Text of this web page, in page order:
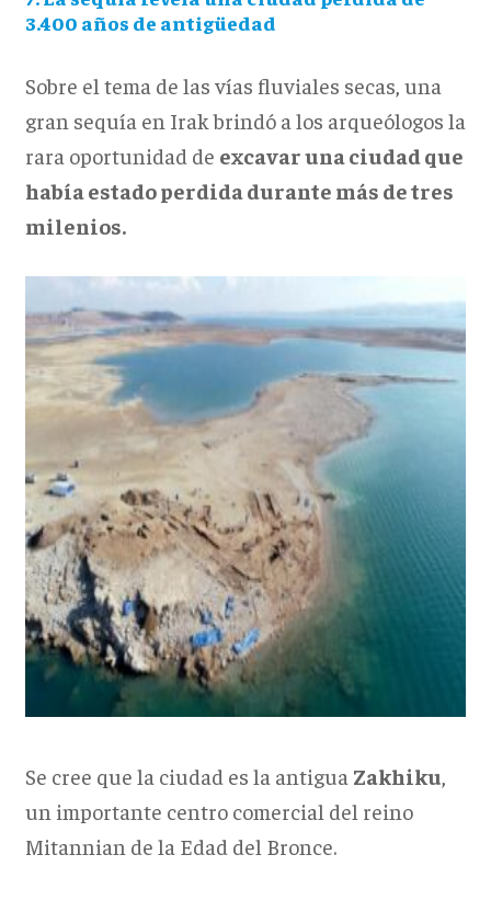
3.400 años de antigüedad
Sobre el tema de las vías fluviales secas, una
gran sequía en Irak brindó a los arqueólogos la
rara oportunidad de excavar una ciudad que
había estado perdida durante más de tres
milenios.
Se cree que la ciudad es la antigua Zakhiku,
un importante centro comercial del reino
Mitannian de la Edad del Bronce.